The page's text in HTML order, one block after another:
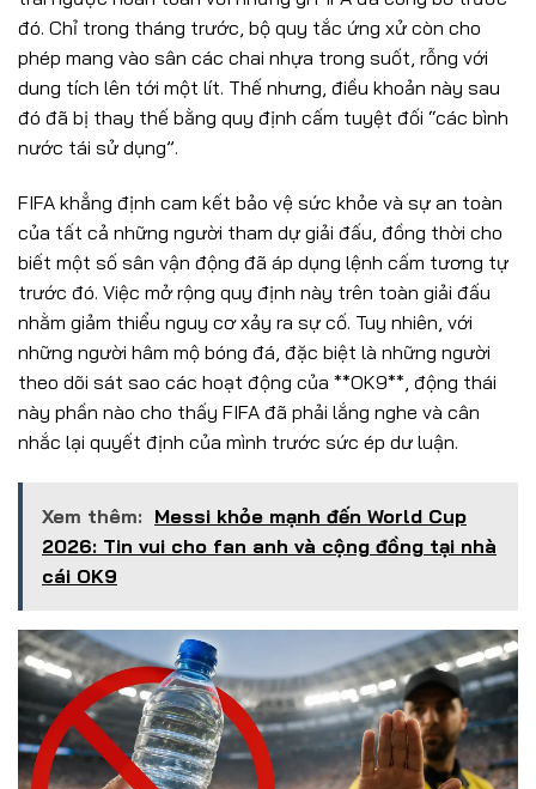
đó. Chỉ trong tháng trước, bộ quy tắc ứng xử còn cho
phép mang vào sân các chai nhựa trong suốt, rỗng với
dung tích lên tới một lít. Thế nhưng, điều khoản này sau
đó đã bị thay thế bằng quy định cấm tuyệt đối “các bình
nước tái sử dụng”.
FIFA khẳng định cam kết bảo vệ sức khỏe và sự an toàn
của tất cả những người tham dự giải đấu, đồng thời cho
biết một số sân vận động đã áp dụng lệnh cấm tương tự
trước đó. Việc mở rộng quy định này trên toàn giải đấu
nhằm giảm thiểu nguy cơ xảy ra sự cố. Tuy nhiên, với
những người hâm mộ bóng đá, đặc biệt là những người
theo dõi sát sao các hoạt động của **OK9**, động thái
này phần nào cho thấy FIFA đã phải lắng nghe và cân
nhắc lại quyết định của mình trước sức ép dư luận.
Xem thêm: Messi khỏe mạnh đến World Cup
2026: Tin vui cho fan anh và cộng đồng tại nhà
cái OK9